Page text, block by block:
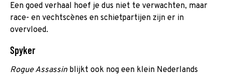
Een goed verhaal hoef je dus niet te verwachten, maar
race- en vechtscènes en schietpartijen zijn er in
overvloed.
Spyker
Rogue Assassinblijkt ook nog een klein Nederlands